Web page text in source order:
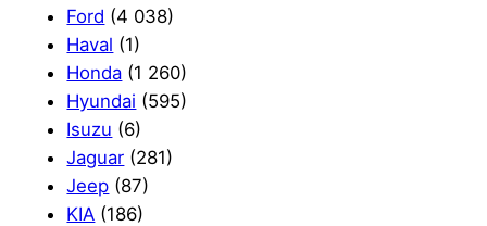
Ford (4 038)
Haval (1)
Honda (1 260)
Hyundai (595)
Isuzu (6)
Jaguar (281)
Jeep (87)
KIA (186)